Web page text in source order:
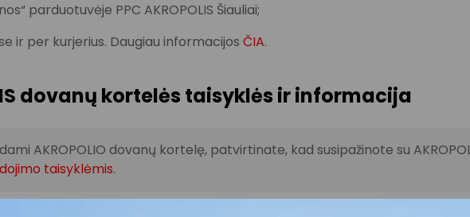
parduotuvėje PPC AKROPOLIS Šiauliai;
ir per kurjerius. Daugiau informacijosČIA.
dovanų kortelės taisyklės ir informacija
AKROPOLIO dovanų kortelę, patvirtinate, kad susipažinote su
taisyklėmis.